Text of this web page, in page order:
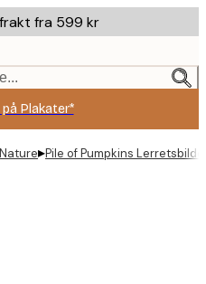
fra 599 kr
Plakater*
Nature▸Pile of Pumpkins Lerretsbilde